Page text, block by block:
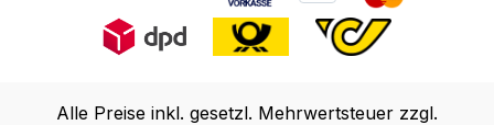
Alle Preise inkl. gesetzl. Mehrwertsteuer zzgl.